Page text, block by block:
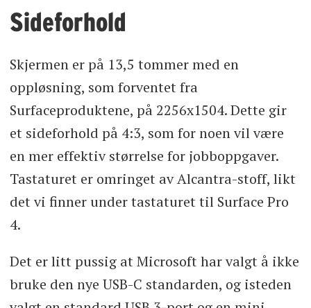
Sideforhold
Skjermen er på 13,5 tommer med en
oppløsning, som forventet fra
Surfaceproduktene, på 2256x1504. Dette gir
et sideforhold på 4:3, som for noen vil være
en mer effektiv størrelse for jobboppgaver.
Tastaturet er omringet av Alcantra-stoff, likt
det vi finner under tastaturet til Surface Pro
4.
Det er litt pussig at Microsoft har valgt å ikke
bruke den nye USB-C standarden, og isteden